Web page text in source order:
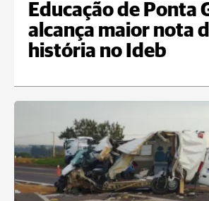
Educação de Ponta
alcança maior nota
história no Ideb